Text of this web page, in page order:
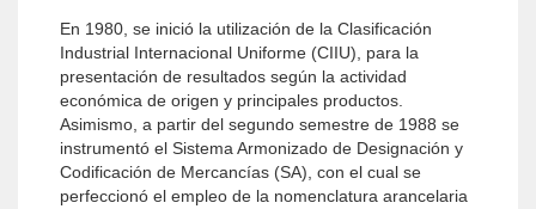
En 1980, se inició la utilización de la Clasificación
Industrial Internacional Uniforme (CIIU), para la
presentación de resultados según la actividad
económica de origen y principales productos.
Asimismo, a partir del segundo semestre de 1988 se
instrumentó el Sistema Armonizado de Designación y
Codificación de Mercancías (SA), con el cual se
perfeccionó el empleo de la nomenclatura arancelaria